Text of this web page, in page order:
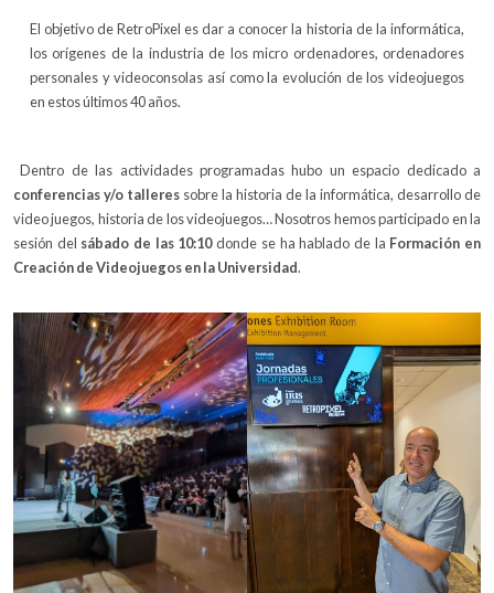
El objetivo de RetroPixel es dar a conocer la historia de la informática,
los orígenes de la industria de los micro ordenadores, ordenadores
personales y videoconsolas así como la evolución de los videojuegos
en estos últimos 40 años.
Dentro de las actividades programadas hubo un espacio dedicado a
conferencias y/o talleres sobre la historia de la informática, desarrollo de
video juegos, historia de los videojuegos… Nosotros hemos participado en la
sesión del sábado de las 10:10donde se ha hablado de la Formación en
Creación de Videojuegos en la Universidad.